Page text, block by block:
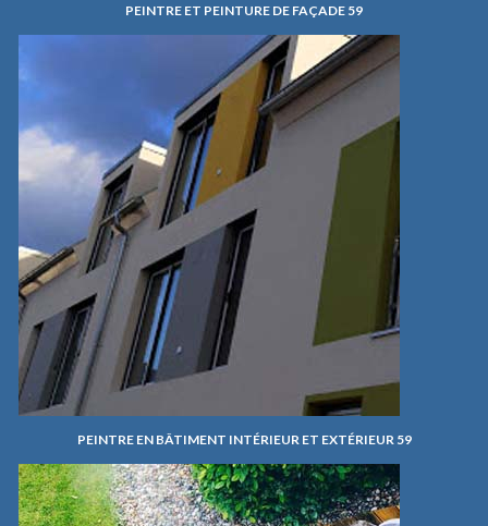
PEINTRE ET PEINTURE DE FAÇADE 59
PEINTRE EN BÂTIMENT INTÉRIEUR ET EXTÉRIEUR 59